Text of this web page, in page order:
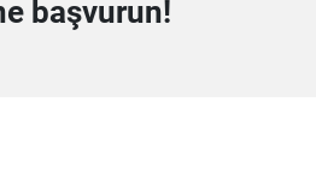
başvurun!